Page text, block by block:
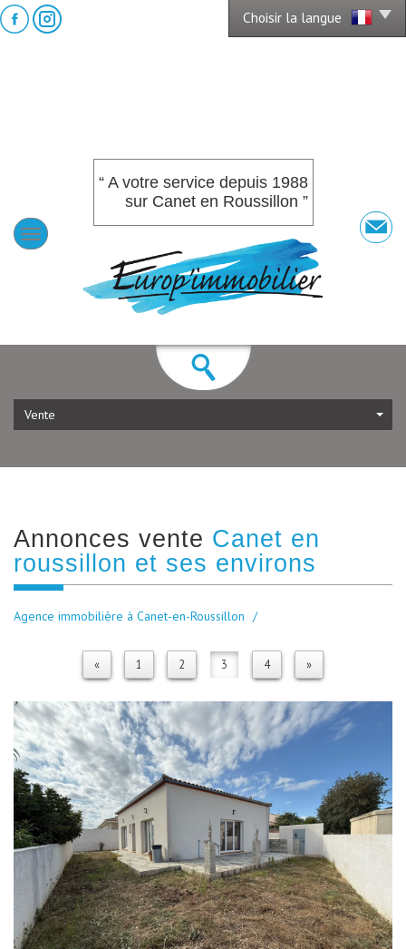
Choisir la langue
“ A votre service depuis 1988
sur Canet en Roussillon ”
Vente
Annonces vente Canet en
roussillon et ses environs
Agence immobilière à Canet-en-Roussillon
« 1 2 3 4 »